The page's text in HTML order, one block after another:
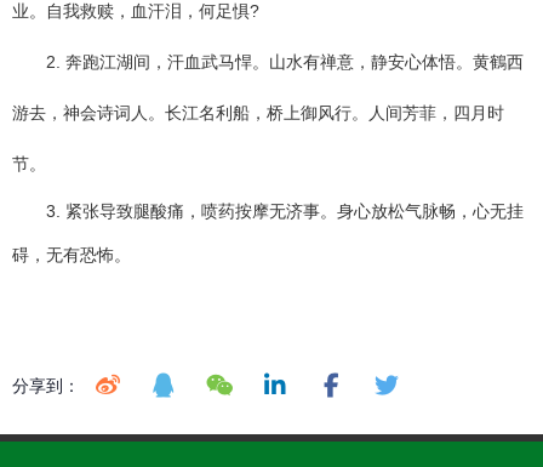
业。自我救赎，血汗泪，何足惧?
2. 奔跑江湖间，汗血武马悍。山水有禅意，静安心体悟。黄鶴西
游去，神会诗词人。长江名利船，桥上御风行。人间芳菲，四月时
节。
3. 紧张导致腿酸痛，喷药按摩无济事。身心放松气脉畅，心无挂
碍，无有恐怖。
分享到：